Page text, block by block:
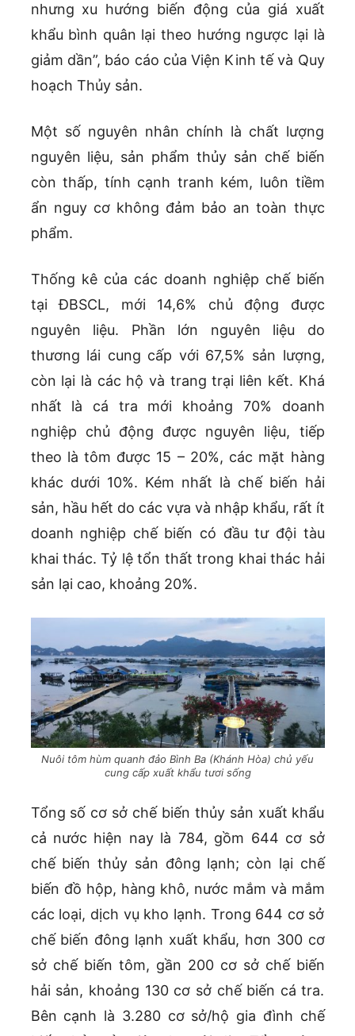
nhưng xu hướng biến động của giá xuất
khẩu bình quân lại theo hướng ngược lại là
giảm dần”, báo cáo của Viện Kinh tế và Quy
hoạch Thủy sản.
Một số nguyên nhân chính là chất lượng
nguyên liệu, sản phẩm thủy sản chế biến
còn thấp, tính cạnh tranh kém, luôn tiềm
ẩn nguy cơ không đảm bảo an toàn thực
phẩm.
Thống kê của các doanh nghiệp chế biến
tại ĐBSCL, mới 14,6% chủ động được
nguyên liệu. Phần lớn nguyên liệu do
thương lái cung cấp với 67,5% sản lượng,
còn lại là các hộ và trang trại liên kết. Khá
nhất là cá tra mới khoảng 70% doanh
nghiệp chủ động được nguyên liệu, tiếp
theo là tôm được 15 – 20%, các mặt hàng
khác dưới 10%. Kém nhất là chế biến hải
sản, hầu hết do các vựa và nhập khẩu, rất ít
doanh nghiệp chế biến có đầu tư đội tàu
khai thác. Tỷ lệ tổn thất trong khai thác hải
sản lại cao, khoảng 20%.
Nuôi tôm hùm quanh đảo Bình Ba (Khánh Hòa) chủ yếu
cung cấp xuất khẩu tươi sống
Tổng số cơ sở chế biến thủy sản xuất khẩu
cả nước hiện nay là 784, gồm 644 cơ sở
chế biến thủy sản đông lạnh; còn lại chế
biến đồ hộp, hàng khô, nước mắm và mắm
các loại, dịch vụ kho lạnh. Trong 644 cơ sở
chế biến đông lạnh xuất khẩu, hơn 300 cơ
sở chế biến tôm, gần 200 cơ sở chế biến
hải sản, khoảng 130 cơ sở chế biến cá tra.
Bên cạnh là 3.280 cơ sở/hộ gia đình chế